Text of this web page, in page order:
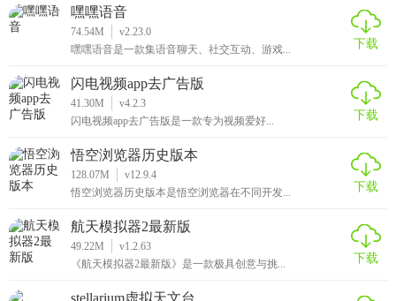
嘿嘿语音
74.54M
v2.23.0
嘿嘿语音是一款集语音聊天、社交互动、游戏...
下载
闪电视频app去广告版
41.30M
v4.2.3
闪电视频app去广告版是一款专为视频爱好...
下载
悟空浏览器历史版本
128.07M
v12.9.4
悟空浏览器历史版本是悟空浏览器在不同开发...
下载
航天模拟器2最新版
49.22M
v1.2.63
《航天模拟器2最新版》是一款极具创意与挑...
下载
stellarium虚拟天文台